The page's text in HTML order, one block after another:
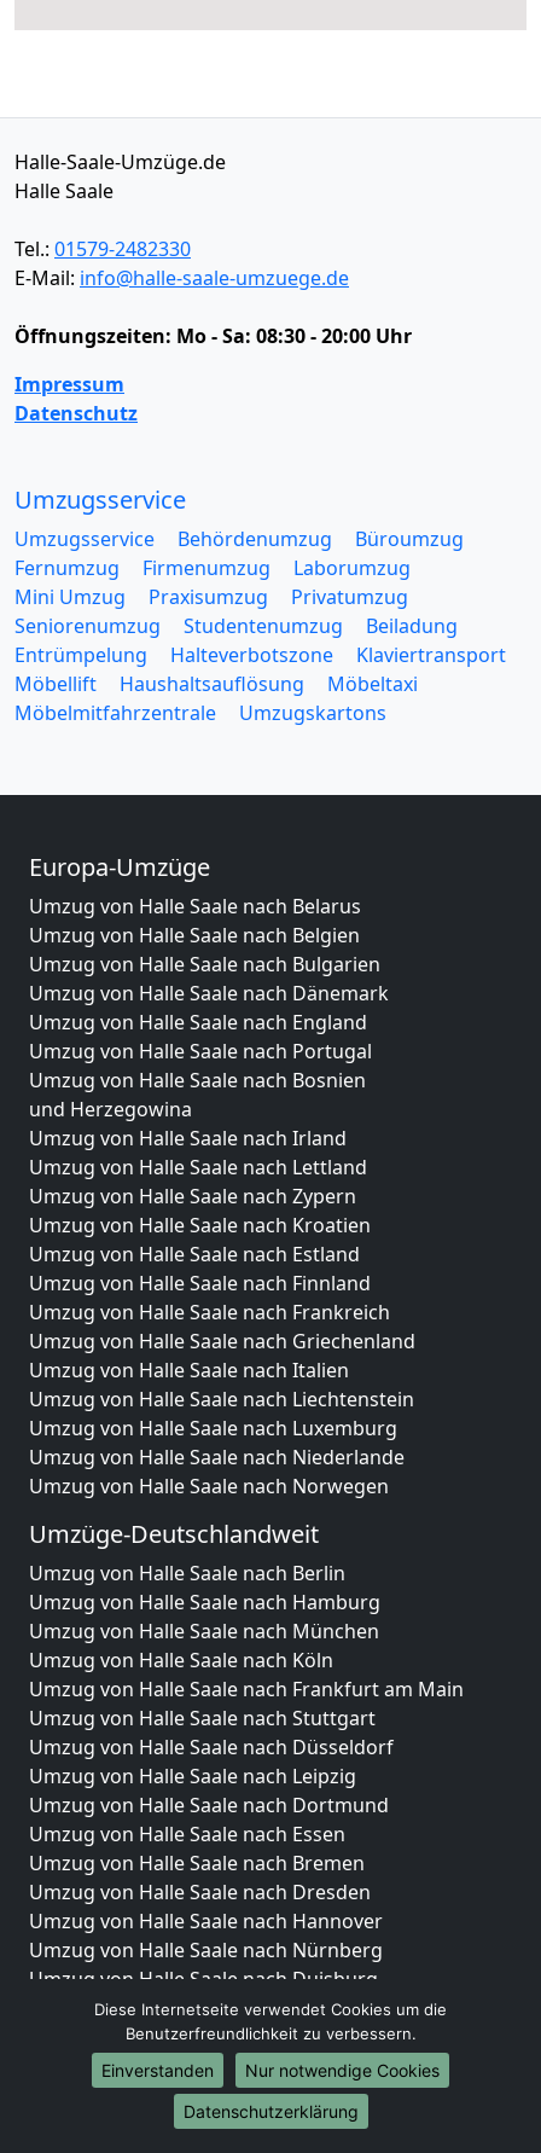
Halle-Saale-Umzüge.de
Halle Saale
Tel.: 01579-2482330
E-Mail: info@halle-saale-umzuege.de
Öffnungszeiten: Mo - Sa: 08:30 - 20:00 Uhr
Impressum
Datenschutz
Umzugsservice
Umzugsservice Behördenumzug
Büroumzug
Fernumzug
Firmenumzug
Laborumzug
Mini Umzug
Praxisumzug
Privatumzug
Seniorenumzug
Studentenumzug
Beiladung
Entrümpelung
Halteverbotszone
Klaviertransport
Möbellift
Haushaltsauflösung
Möbeltaxi
Möbelmitfahrzentrale
Umzugskartons
Europa-Umzüge
Umzug von Halle Saale nach Belarus
Umzug von Halle Saale nach Belgien
Umzug von Halle Saale nach Bulgarien
Umzug von Halle Saale nach Dänemark
Umzug von Halle Saale nach England
Umzug von Halle Saale nach Portugal
Umzug von Halle Saale nach Bosnien
und Herzegowina
Umzug von Halle Saale nach Irland
Umzug von Halle Saale nach Lettland
Umzug von Halle Saale nach Zypern
Umzug von Halle Saale nach Kroatien
Umzug von Halle Saale nach Estland
Umzug von Halle Saale nach Finnland
Umzug von Halle Saale nach Frankreich
Umzug von Halle Saale nach Griechenland
Umzug von Halle Saale nach Italien
Umzug von Halle Saale nach Liechtenstein
Umzug von Halle Saale nach Luxemburg
Umzug von Halle Saale nach Niederlande
Umzug von Halle Saale nach Norwegen
Umzüge-Deutschlandweit
Umzug von Halle Saale nach Berlin
Umzug von Halle Saale nach Hamburg
Umzug von Halle Saale nach München
Umzug von Halle Saale nach Köln
Umzug von Halle Saale nach Frankfurt am Main
Umzug von Halle Saale nach Stuttgart
Umzug von Halle Saale nach Düsseldorf
Umzug von Halle Saale nach Leipzig
Umzug von Halle Saale nach Dortmund
Umzug von Halle Saale nach Essen
Umzug von Halle Saale nach Bremen
Umzug von Halle Saale nach Dresden
Umzug von Halle Saale nach Hannover
Umzug von Halle Saale nach Nürnberg
Umzug von Halle Saale nach Duisburg
Umzug von Halle Saale nach Bochum
Umzug von Halle Saale nach Wuppertal
Umzug von Halle Saale nach Bielefeld
Umzug von Halle Saale nach Bonn
Umzug von Halle Saale nach Münster
Diese Internetseite verwendet Cookies um die
Benutzerfreundlichkeit zu verbessern.
Einverstanden
Nur notwendige Cookies
Datenschutzerklärung